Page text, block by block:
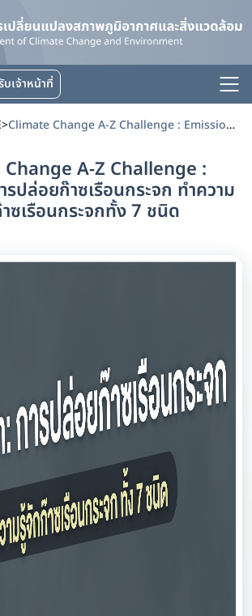
บเจ้าหน้าที่
> Climate Change A-Z Challenge : Emission การปล่อยก๊าซเรือนกระจก ทำความรู้จักก๊าซเรือนกระจกทั้ง 7 ชนิด
A-Z Challenge :
ปล่อยก๊าซเรือนกระจก ทำความ
ซเรือนกระจกทั้ง 7 ชนิด